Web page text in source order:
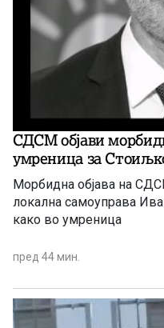
СДСМ објави
умреница за
Морбидна објава на СДСМ во која
локална самоуправа
како во умреница
пред 44 мин.